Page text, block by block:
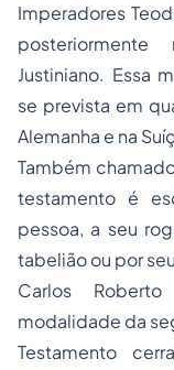
Imperadores
Justiniano. Essa
se prevista em
Alemanha e na
Também
testamento é
pessoa, a seu
tabelião ou por
Carlos
modalidade da
Testamento